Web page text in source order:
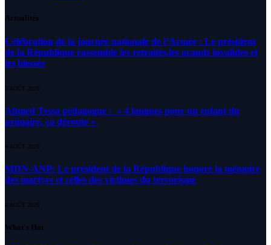
Actualités
Célébration de la journée nationale de l’Armée : Le président
de la République rassemble les retraités,les grands invalides et
les blessés
5 AOÛT 2026
Ahmed Tessa pédagogue : » 4 langues pour un enfant du
primaire, ça déroute «
4 AOÛT 2026
MDN-ANP: Le président de la République honore la mémoire
des martyrs et celles des victimes du terrorisme
4 AOÛT 2026
What's Hot